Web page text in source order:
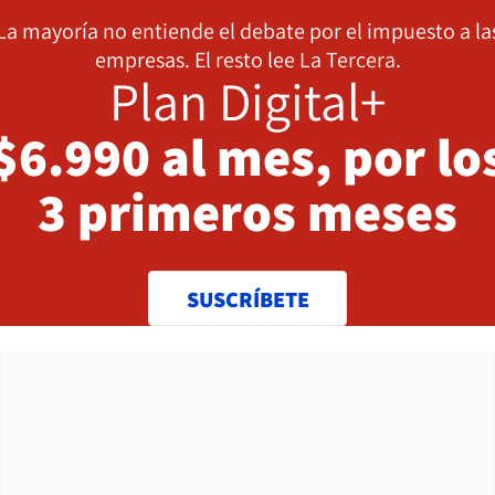
mayoría no entiende el debate por el impuesto a
empresas. El resto lee La Tercera.
Plan Digital+
al mes, por
3 primeros meses
SUSCRÍBETE